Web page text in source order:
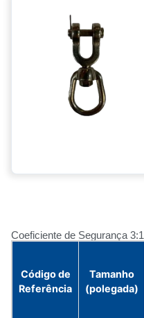
Coeficiente de Segurança 3:1
Código de
Referência
Tamanho
(polegada)